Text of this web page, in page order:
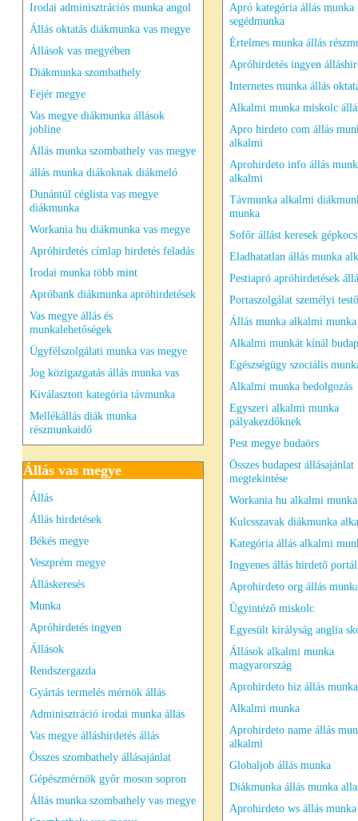
Irodai adminisztrációs munka angol
Állás oktatás diákmunka vas megye
Állások vas megyében
Diákmunka szombathely
Fejér megye
Vas megye diákmunka állások
jobline
Állás munka szombathely vas megye
állás munka diákoknak diákmeló
Dunántúl céglista vas megye
diákmunka
Workania hu diákmunka vas megye
Apróhirdetés címlap hirdetés feladás
Irodai munka több mint
Apróbank diákmunka apróhirdetések
Vas megye állás és
munkalehetőségek
Ügyfélszolgálati munka vas megye
Jog közigazgatás állás munka vas
Kiválasztott kategória távmunka
Mellékállás diák munka
részmunkaidő
Állás vas megye
Állás
Állás hirdetések
Békés megye
Veszprém megye
Álláskeresés
Munka
Apróhirdetés ingyen
Állások
Rendszergazda
Gyártás termelés mérnök állás
Adminisztráció irodai munka állás
Vas megye álláshirdetés állás
Összes szombathely állásajánlat
Gépészmérnök győr moson sopron
Állás munka szombathely vas megye
Apró kategória állás munka
segédmunka
Értelmes munka állás
Apróhirdetés ingyen
Internetes munka állás
Alkalmi munka miskolc
Apro hirdeto com állás
alkalmi
Aprohirdeto info állás
alkalmi
Távmunka alkalmi
munka
Sofőr állást keresek
Eladhatatlan állás munka
Pestiapró apróhirdetések
Portaszolgálat személyi
Állás munka alkalmi munka
Alkalmi munkát kínál
Egészségügy szociális
Alkalmi munka bedolgozás
Egyszeri alkalmi munka
pályakezdőknek
Pest megye budaörs
Összes budapest állásajánlat
megtekintése
Workania hu alkalmi munka
Kulcsszavak diákmunka
Kategória állás alkalmi
Ingyenes állás hirdető portál
Aprohirdeto org állás
Ügyintéző miskolc
Egyesült királyság anglia
Állások alkalmi munka
magyarország
Aprohirdeto biz állás
Alkalmi munka
Aprohirdeto name állás
alkalmi
Globaljob állás munka
Diákmunka állás munka
Aprohirdeto ws állás